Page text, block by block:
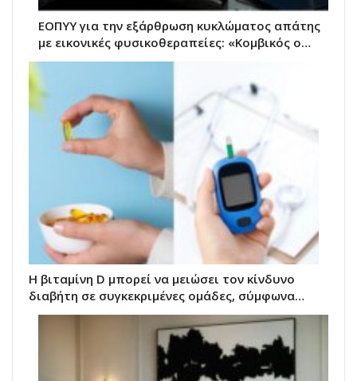
ΕΟΠΥΥ για την εξάρθρωση κυκλώματος απάτης
με εικονικές φυσικοθεραπείες: «Κομβικός ο…
Η βιταμίνη D μπορεί να μειώσει τον κίνδυνο
διαβήτη σε συγκεκριμένες ομάδες, σύμφωνα…